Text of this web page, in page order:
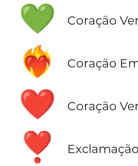
💚 Coração
❤️‍🔥 Coração
❤️ Coração
❣️